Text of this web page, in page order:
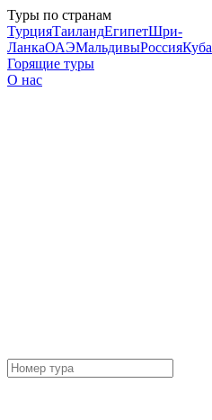
Туры по странам
ТурцияТаиландЕгипетШри-
ЛанкаОАЭМальдивыРоссияКуба
Горящие туры
О нас